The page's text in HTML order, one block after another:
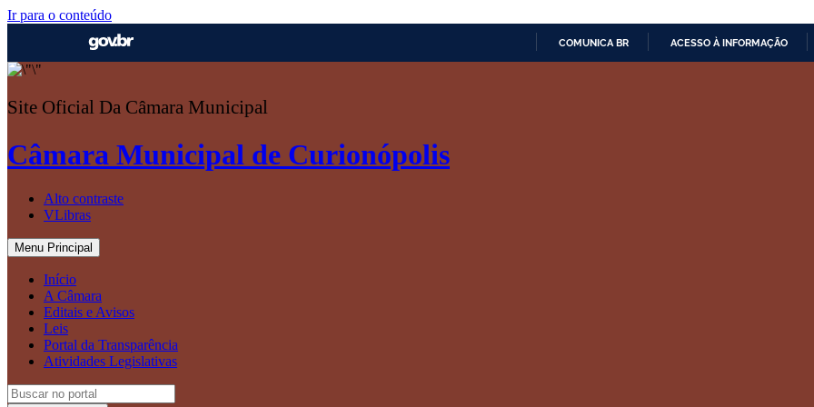
Ir para o conteúdo
COMUNICA BR ACESSO À INFORMAÇÃO
Site Oficial Da Câmara Municipal
Câmara Municipal de Curionópolis
Alto contraste
VLibras
Menu Principal
Início
A Câmara
Editais e Avisos
Leis
Portal da Transparência
Atividades Legislativas